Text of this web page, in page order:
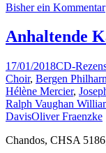
Bisher ein Kommentar
Anhaltende
17/01/2018CD-
Choir, Bergen
Hélène Mercier,
Ralph Vaughan
DavisOliver Fraenzke
Chandos, CHSA